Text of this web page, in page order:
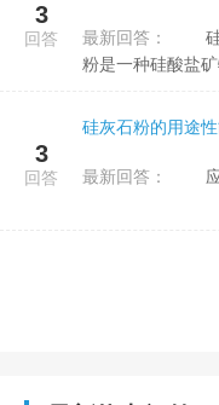
3
回答 最新回答：
粉是一种硅酸盐
3
回答
硅灰石粉的用途
最新回答： 应